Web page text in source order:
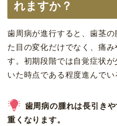
れますか？
歯周病が進行すると、歯茎
た目の変化だけでなく、痛み
す。初期段階では自覚症状
いた時点である程度進んでい
歯周病の腫れは長引き
重くなります。